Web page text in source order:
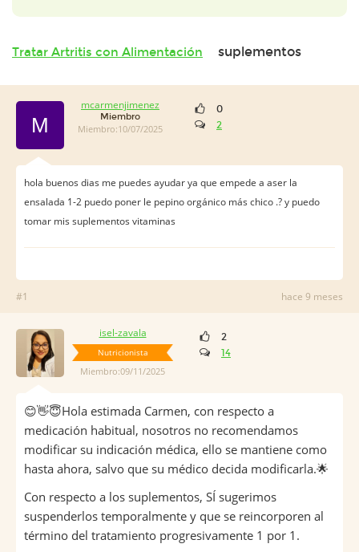
Tratar Artritis con Alimentación suplementos
M
mcarmenjimenez
Miembro
Miembro:10/07/2025
0
2
hola buenos dias me puedes ayudar ya que empede a aser la
ensalada 1-2 puedo poner le pepino orgánico más chico .? y puedo
tomar mis suplementos vitaminas
#1 hace 9 meses
isel-zavala
Nutricionista
Miembro:09/11/2025
2
14
😊👋😇Hola estimada Carmen, con respecto a
medicación habitual, nosotros no recomendamos
modificar su indicación médica, ello se mantiene como
hasta ahora, salvo que su médico decida modificarla.🌟
Con respecto a los suplementos, SÍ sugerimos
suspenderlos temporalmente y que se reincorporen al
término del tratamiento progresivamente 1 por 1.